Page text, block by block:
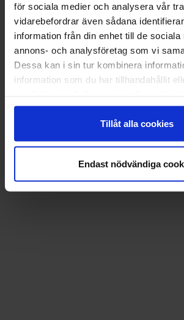
för sociala medier och analysera vår
vidarebefordrar även sådana
information från din enhet till de sociala
annons- och analysföretag som vi
Dessa kan i sin tur kombinera
information som du har tillhandahållit
Tillåt alla cookies
Endast nödvändiga
Fiske kat. 2 2026